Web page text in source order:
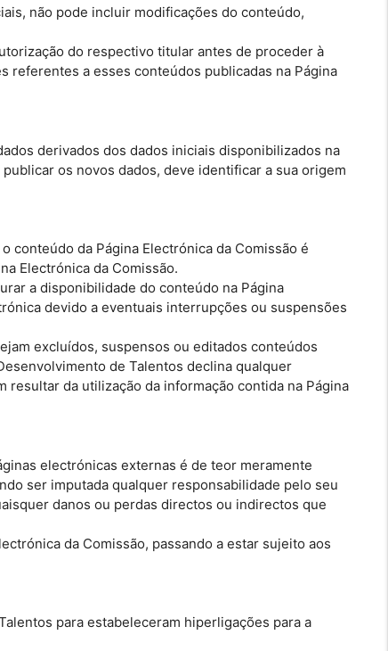
não pode incluir modificações do conteúdo,
do respectivo titular antes de proceder à
referentes a esses conteúdos publicadas na Página
derivados dos dados iniciais disponibilizados na
os novos dados, deve identificar a sua origem
conteúdo da Página Electrónica da Comissão é
Electrónica da Comissão.
a disponibilidade do conteúdo na Página
devido a eventuais interrupções ou suspensões
excluídos, suspensos ou editados conteúdos
de Talentos declina qualquer
da utilização da informação contida na Página
electrónicas externas é de teor meramente
ser imputada qualquer responsabilidade pelo seu
danos ou perdas directos ou indirectos que
da Comissão, passando a estar sujeito aos
para estabeleceram hiperligações para a